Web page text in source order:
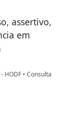
assertivo,
em
HODF • Consulta